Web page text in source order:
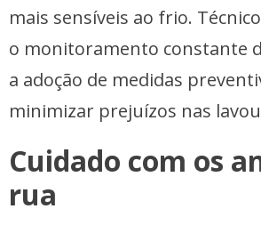
mais sensíveis ao frio.
o monitoramento constante
a adoção de medidas
minimizar prejuízos nas
Cuidado com os
rua